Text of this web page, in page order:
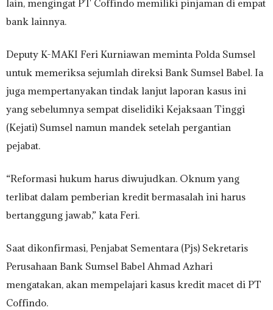
lain, mengingat PT Coffindo memiliki pinjaman di empat
bank lainnya.
Deputy K-MAKI Feri Kurniawan meminta Polda Sumsel
untuk memeriksa sejumlah direksi Bank Sumsel Babel. Ia
juga mempertanyakan tindak lanjut laporan kasus ini
yang sebelumnya sempat diselidiki Kejaksaan Tinggi
(Kejati) Sumsel namun mandek setelah pergantian
pejabat.
“Reformasi hukum harus diwujudkan. Oknum yang
terlibat dalam pemberian kredit bermasalah ini harus
bertanggung jawab,” kata Feri.
Saat dikonfirmasi, Penjabat Sementara (Pjs) Sekretaris
Perusahaan Bank Sumsel Babel Ahmad Azhari
mengatakan, akan mempelajari kasus kredit macet di PT
Coffindo.